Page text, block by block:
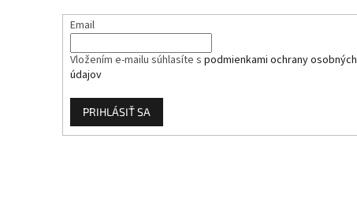
Email
Vložením e-mailu súhlasíte s podmienkami ochrany osobných
údajov
PRIHLÁSIŤ SA